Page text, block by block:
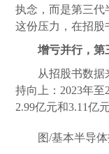
执念，而是第三代
这份压力，在招股
增亏并行，
从招股书数据
持向上：2023年至
2.99亿元和3.11亿
图/基本半导